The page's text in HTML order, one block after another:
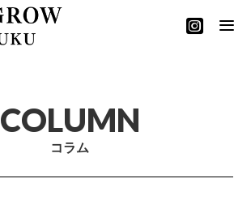
COLUMN
コラム